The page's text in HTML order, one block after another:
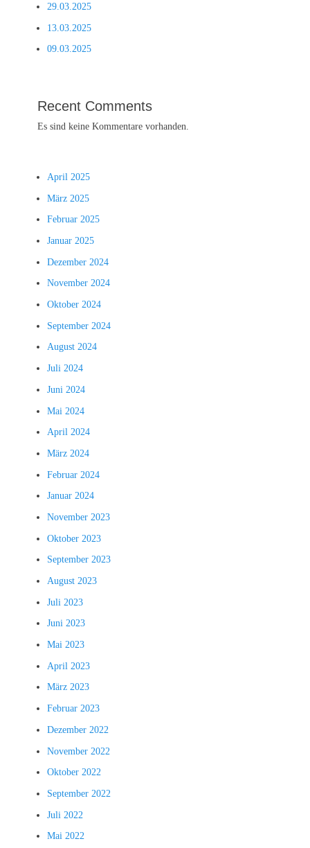
29.03.2025
13.03.2025
09.03.2025
Recent Comments
Es sind keine Kommentare vorhanden.
April 2025
März 2025
Februar 2025
Januar 2025
Dezember 2024
November 2024
Oktober 2024
September 2024
August 2024
Juli 2024
Juni 2024
Mai 2024
April 2024
März 2024
Februar 2024
Januar 2024
November 2023
Oktober 2023
September 2023
August 2023
Juli 2023
Juni 2023
Mai 2023
April 2023
März 2023
Februar 2023
Dezember 2022
November 2022
Oktober 2022
September 2022
Juli 2022
Mai 2022